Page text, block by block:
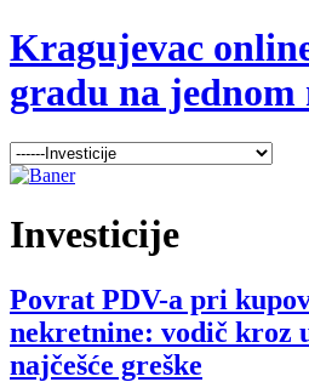
Kragujevac
gradu na jednom
Investicije
Povrat PDV-a pri
nekretnine: vodič kroz
najčešće greške